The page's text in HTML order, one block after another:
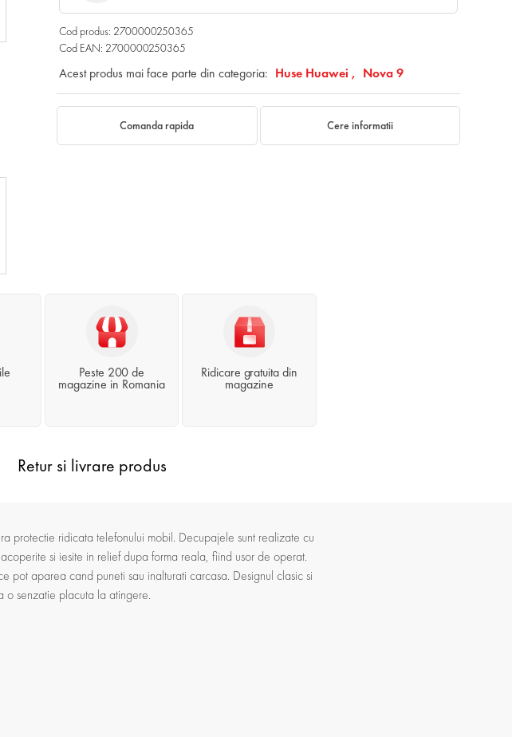
Cod produs: 2700000250365
Cod EAN: 2700000250365
Acest produs mai face parte din categoria: Huse Huawei , Nova 9
Comanda rapida Cere informatii
Peste 200 de
magazine in Romania
Ridicare gratuita din
magazine
Retur si livrare produs
protectie ridicata telefonului mobil. Decupajele sunt realizate cu
si iesite in relief dupa forma reala, fiind usor de operat.
aparea cand puneti sau inalturati carcasa. Designul clasic si
o senzatie placuta la atingere.